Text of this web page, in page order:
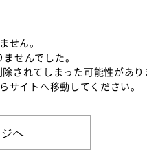
せん。
せんでした。
されてしまった可能性があり
サイトへ移動してください。
へ